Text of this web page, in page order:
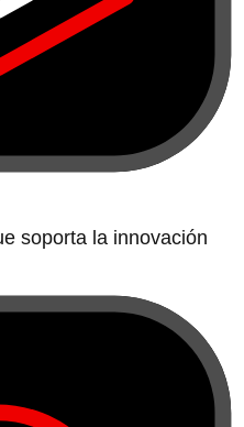
soporta la innovación